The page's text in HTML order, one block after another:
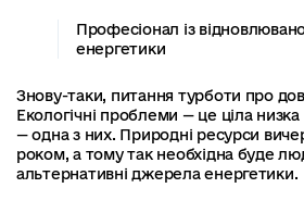
Професіонал із
енергетики
Знову-таки, питання турботи про
Екологічні проблеми — це ціла
— одна з них. Природні ресурси
роком, а тому так необхідна буде
альтернативні джерела енергетики.